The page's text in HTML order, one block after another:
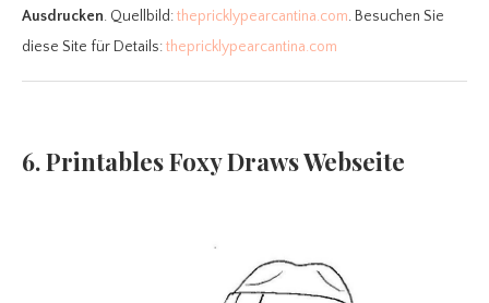
Ausdrucken. Quellbild:thepricklypearcantina.com. Besuchen Sie
diese Site für Details:thepricklypearcantina.com
6. Printables Foxy Draws Webseite